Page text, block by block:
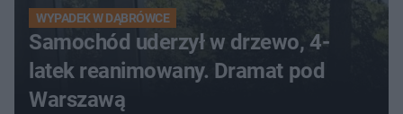
WYPADEK W DĄBRÓWCE
Samochód uderzył w drzewo, 4-
latek reanimowany. Dramat pod
Warszawą